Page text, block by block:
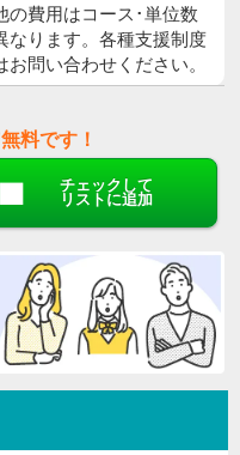
の費用はコース･単位数
なります。各種支援制度
お問い合わせください。
無料です！
チェックして
リストに追加